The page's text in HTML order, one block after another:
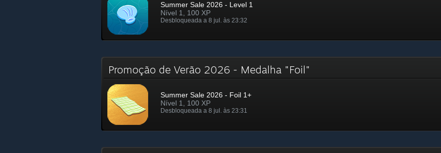
Summer Sale 2026 - Level 1
Nível 1, 100 XP
Desbloqueada a 8 jul. às 23:32
Promoção de Verão 2026 - Medalha "Foil"
Summer Sale 2026 - Foil 1+
Nível 1, 100 XP
Desbloqueada a 8 jul. às 23:31